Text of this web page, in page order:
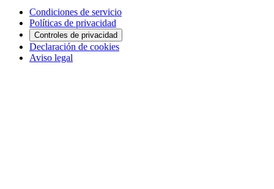
Condiciones de servicio
Políticas de privacidad
Controles de privacidad
Declaración de cookies
Aviso legal